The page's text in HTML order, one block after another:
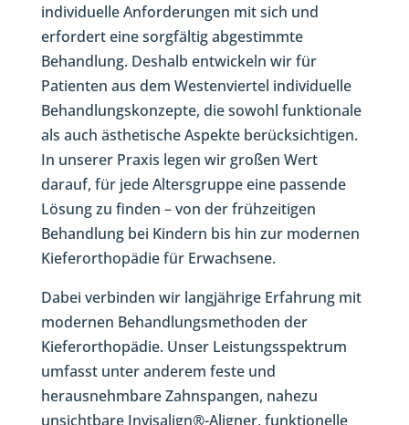
individuelle Anforderungen mit sich und
erfordert eine sorgfältig abgestimmte
Behandlung. Deshalb entwickeln wir für
Patienten aus dem Westenviertel individuelle
Behandlungskonzepte, die sowohl funktionale
als auch ästhetische Aspekte berücksichtigen.
In unserer Praxis legen wir großen Wert
darauf, für jede Altersgruppe eine passende
Lösung zu finden – von der frühzeitigen
Behandlung bei Kindern bis hin zur modernen
Kieferorthopädie für Erwachsene.
Dabei verbinden wir langjährige Erfahrung mit
modernen Behandlungsmethoden der
Kieferorthopädie. Unser Leistungsspektrum
umfasst unter anderem feste und
herausnehmbare Zahnspangen, nahezu
unsichtbare Invisalign®-Aligner, funktionelle